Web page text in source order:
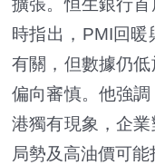
擴張。恒生銀行
時指出，PMI回
有關，但數據仍
偏向審慎。他強
港獨有現象，企
局勢及高油價可能